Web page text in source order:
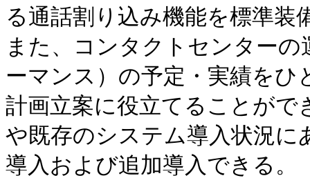
る通話割り込み機能を標準装
また、コンタクトセンター
ーマンス）の予定・実績をひ
計画立案に役立てることがで
や既存のシステム導入状況
導入および追加導入できる。